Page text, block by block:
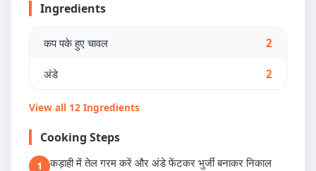
Ingredients
कप पके हुए चावल 2
अंडे 2
View all 12 Ingredients
Cooking Steps
1
कड़ाही में तेल गरम करें और अंडे फेंटकर भुर्जी बनाकर निकाल